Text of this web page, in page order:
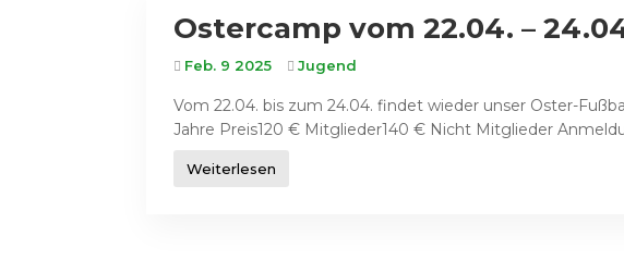
Ostercamp vom 22.04. –
Feb. 9 2025 Jugend
Vom 22.04. bis zum 24.04. findet wieder unser Oster-
Jahre Preis120 € Mitglieder140 € Nicht Mitglieder
Weiterlesen